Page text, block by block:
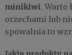
minikiwi. Warto
orzechami lub
spowalnia to